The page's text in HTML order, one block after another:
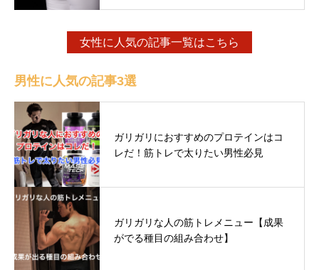
女性に人気の記事一覧はこちら
男性に人気の記事3選
ガリガリにおすすめのプロテインはコ
レだ！筋トレで太りたい男性必見
ガリガリな人の筋トレメニュー【成果
がでる種目の組み合わせ】